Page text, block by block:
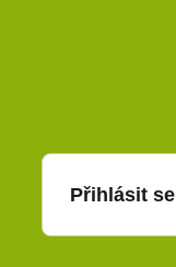
Přihlásit se